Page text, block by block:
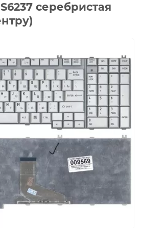
серебристая